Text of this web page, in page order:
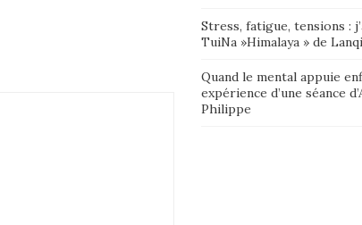
Stress, fatigue, tensions :
TuiNa »Himalaya » de
Quand le mental appuie
expérience d’une séance
Philippe